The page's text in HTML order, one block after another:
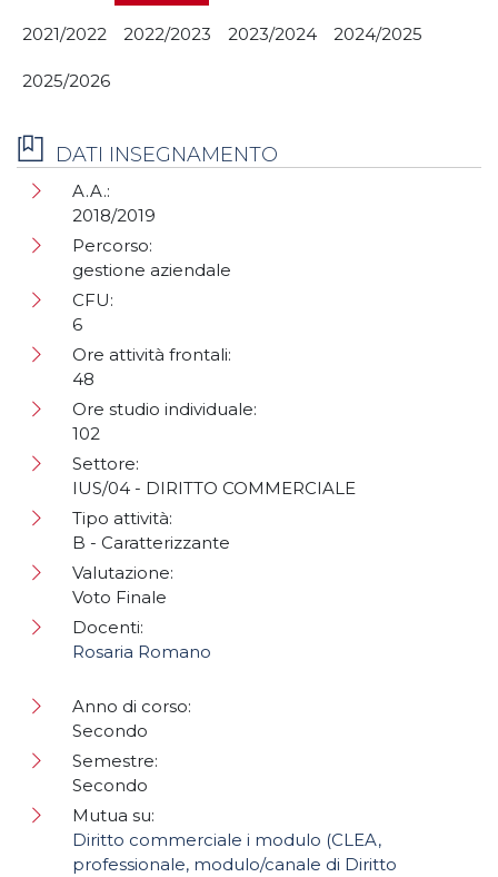
2021/2022 2022/2023 2023/2024 2024/2025
2025/2026
DATI INSEGNAMENTO
A.A.:
2018/2019
Percorso:
gestione aziendale
CFU:
6
Ore attività frontali:
48
Ore studio individuale:
102
Settore:
IUS/04 - DIRITTO COMMERCIALE
Tipo attività:
B - Caratterizzante
Valutazione:
Voto Finale
Docenti:
Rosaria Romano
Anno di corso:
Secondo
Semestre:
Secondo
Mutua su:
Diritto commerciale i modulo (CLEA,
professionale, modulo/canale di Diritto